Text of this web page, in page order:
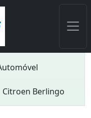
Berlingo